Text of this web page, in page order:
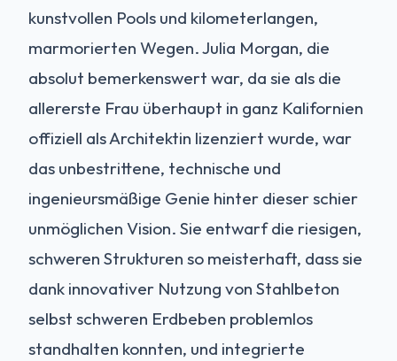
kunstvollen Pools und kilometerlangen,
marmorierten Wegen. Julia Morgan, die
absolut bemerkenswert war, da sie als die
allererste Frau überhaupt in ganz Kalifornien
offiziell als Architektin lizenziert wurde, war
das unbestrittene, technische und
ingenieursmäßige Genie hinter dieser schier
unmöglichen Vision. Sie entwarf die riesigen,
schweren Strukturen so meisterhaft, dass sie
dank innovativer Nutzung von Stahlbeton
selbst schweren Erdbeben problemlos
standhalten konnten, und integrierte